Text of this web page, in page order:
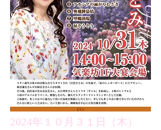
2024年１０月３１日（木）